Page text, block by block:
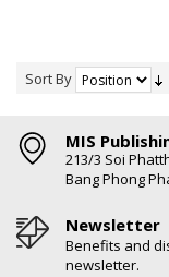
Sort By
MIS
213/3 Soi
Bang Phong
Newsletter
Benefits and
newsletter.